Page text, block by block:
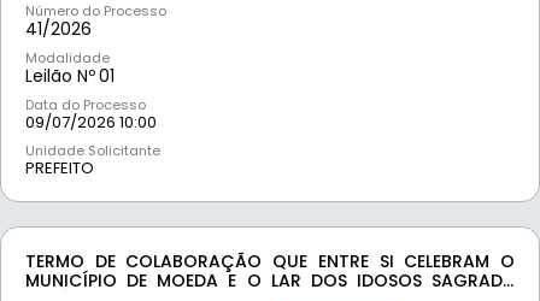
Número do Processo
41/2026
Modalidade
Leilão Nº01
Data do Processo
09/07/2026 10:00
Unidade Solicitante
PREFEITO
TERMO DE COLABORAÇÃO QUE ENTRE SI CELEBRAM O
MUNICÍPIO DE MOEDA E O LAR DOS IDOSOS SAGRADA